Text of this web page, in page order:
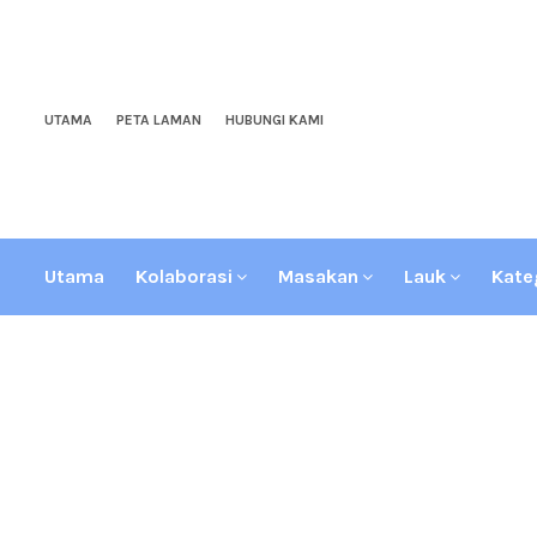
UTAMA PETA LAMAN HUBUNGI KAMI
Utama Kolaborasi Masakan Lauk